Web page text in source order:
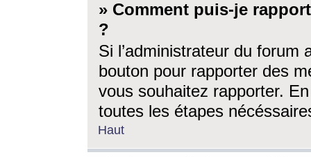
» Comment puis-je
?
Si l’administrateur du forum
bouton pour rapporter des
vous souhaitez rapporter.
toutes les étapes
Haut